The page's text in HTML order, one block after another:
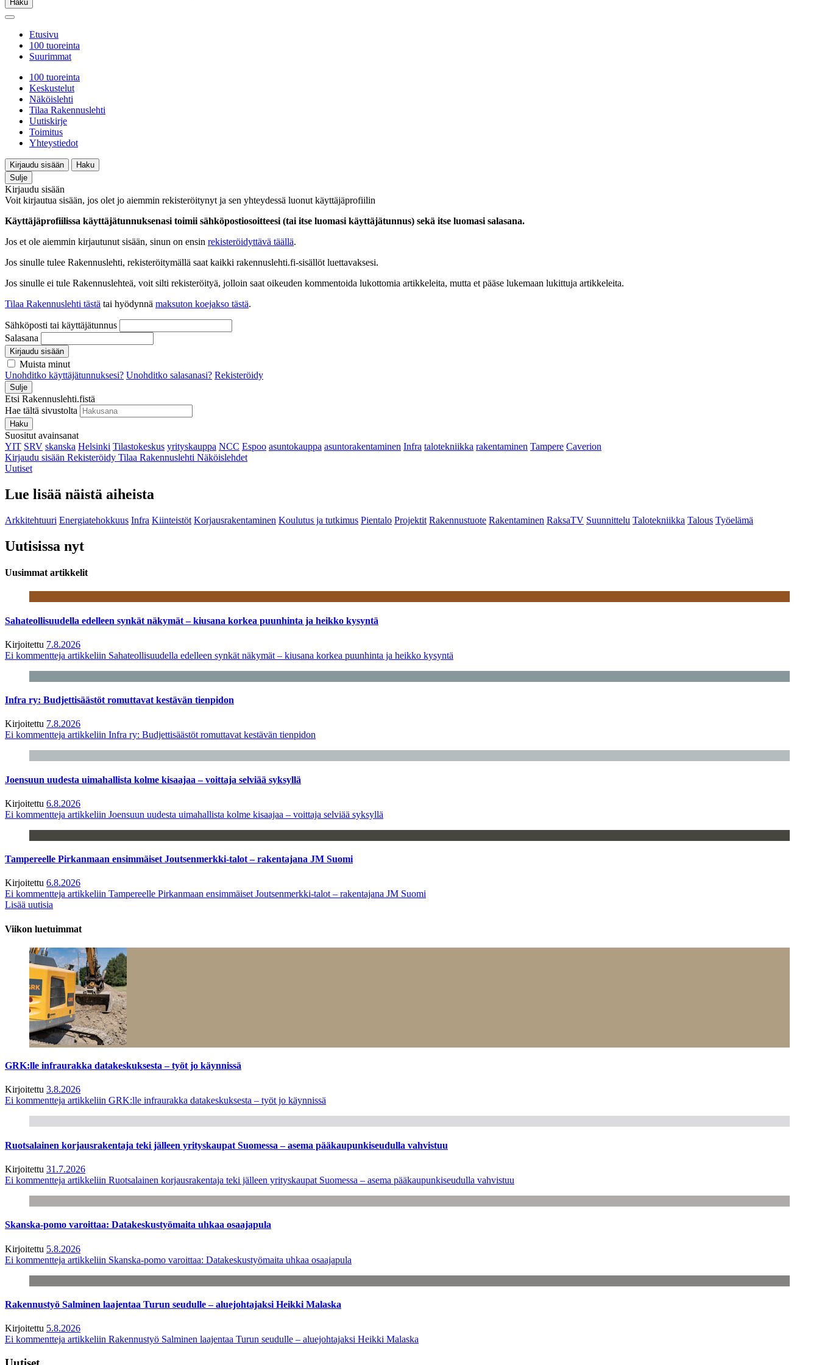
Haku
Etusivu
100 tuoreinta
Suurimmat
100 tuoreinta
Keskustelut
Näköislehti
Tilaa Rakennuslehti
Uutiskirje
Toimitus
Yhteystiedot
Kirjaudu sisään
Haku
Sulje
Kirjaudu sisään
Voit kirjautua sisään, jos olet jo aiemmin rekisteröitynyt ja sen yhteydessä luonut käyttäjäprofiilin
Käyttäjäprofiilissa käyttäjätunnuksenasi toimii sähköpostiosoitteesi (tai itse luomasi käyttäjätunnus) sekä itse luomasi salasana.
Jos et ole aiemmin kirjautunut sisään, sinun on ensin rekisteröidyttävä täällä.
Jos sinulle tulee Rakennuslehti, rekisteröitymällä saat kaikki rakennuslehti.fi-sisällöt luettavaksesi.
Jos sinulle ei tule Rakennuslehteä, voit silti rekisteröityä, jolloin saat oikeuden kommentoida lukottomia artikkeleita, mutta et pääse lukemaan lukittuja artikkeleita.
Tilaa Rakennuslehti tästä tai hyödynnä maksuton koejakso tästä.
Sähköposti tai käyttäjätunnus
Salasana
Kirjaudu sisään
Muista minut
Unohditko käyttäjätunnuksesi? Unohditko salasanasi? Rekisteröidy
Sulje
Etsi Rakennuslehti.fistä
Hae tältä sivustolta
Haku
Suositut avainsanat
YIT SRV skanska Helsinki Tilastokeskus yrityskauppa NCC Espoo asuntokauppa asuntorakentaminen Infra talotekniikka rakentaminen Tampere Caverion
Kirjaudu sisään Rekisteröidy Tilaa Rakennuslehti Näköislehdet
Uutiset
Lue lisää näistä aiheista
Arkkitehtuuri Energiatehokkuus Infra Kiinteistöt Korjausrakentaminen Koulutus ja tutkimus Pientalo Projektit Rakennustuote Rakentaminen RaksaTV Suunnittelu Talotekniikka Talous Työelämä
Uutisissa nyt
Uusimmat artikkelit
Sahateollisuudella edelleen synkät näkymät – kiusana korkea puunhinta ja heikko kysyntä
Kirjoitettu 7.8.2026
Ei kommentteja artikkeliin Sahateollisuudella edelleen synkät näkymät – kiusana korkea puunhinta ja heikko kysyntä
Infra ry: Budjettisäästöt romuttavat kestävän tienpidon
Kirjoitettu 7.8.2026
Ei kommentteja artikkeliin Infra ry: Budjettisäästöt romuttavat kestävän tienpidon
Joensuun uudesta uimahallista kolme kisaajaa – voittaja selviää syksyllä
Kirjoitettu 6.8.2026
Ei kommentteja artikkeliin Joensuun uudesta uimahallista kolme kisaajaa – voittaja selviää syksyllä
Tampereelle Pirkanmaan ensimmäiset Joutsenmerkki-talot – rakentajana JM Suomi
Kirjoitettu 6.8.2026
Ei kommentteja artikkeliin Tampereelle Pirkanmaan ensimmäiset Joutsenmerkki-talot – rakentajana JM Suomi
Lisää uutisia
Viikon luetuimmat
GRK:lle infraurakka datakeskuksesta – työt jo käynnissä
Kirjoitettu 3.8.2026
Ei kommentteja artikkeliin GRK:lle infraurakka datakeskuksesta – työt jo käynnissä
Ruotsalainen korjausrakentaja teki jälleen yrityskaupat Suomessa – asema pääkaupunkiseudulla vahvistuu
Kirjoitettu 31.7.2026
Ei kommentteja artikkeliin Ruotsalainen korjausrakentaja teki jälleen yrityskaupat Suomessa – asema pääkaupunkiseudulla vahvistuu
Skanska-pomo varoittaa: Datakeskustyömaita uhkaa osaajapula
Kirjoitettu 5.8.2026
Ei kommentteja artikkeliin Skanska-pomo varoittaa: Datakeskustyömaita uhkaa osaajapula
Rakennustyö Salminen laajentaa Turun seudulle – aluejohtajaksi Heikki Malaska
Kirjoitettu 5.8.2026
Ei kommentteja artikkeliin Rakennustyö Salminen laajentaa Turun seudulle – aluejohtajaksi Heikki Malaska